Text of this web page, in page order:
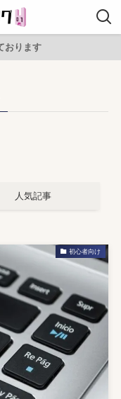
おります
人気記事
初心者向け